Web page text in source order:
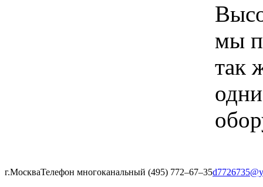
мы
так
г.МоскваТелефон многоканальный (495) 772‒67‒35